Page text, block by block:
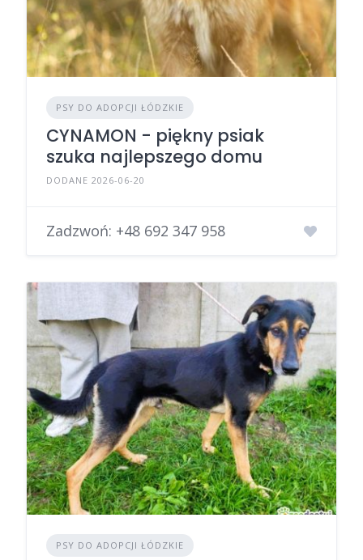
PSY DO ADOPCJI ŁÓDZKIE
CYNAMON - piękny psiak
szuka najlepszego domu
DODANE 2026-06-20
Zadzwoń: +48 692 347 958
PSY DO ADOPCJI ŁÓDZKIE